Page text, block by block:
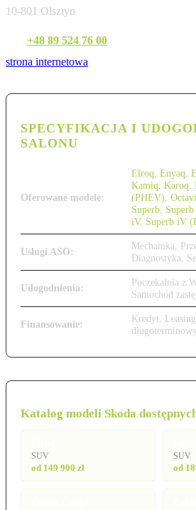
10-801 Olsztyn
+48 89 524 76 00
strona internetowa
SPECYFIKACJA I
SALONU
Oferowane modele:
Elroq Enyaq
Kamiq Karoq
(PHEV)
Superb
iV, Superb iV
Usługi ASO:
Mechanika,
Diagnostyka,
Udogodnienia:
Poczekalnia z
Samochód
Finansowanie:
Kredyt,
Katalog modeli Skoda
SUV
od 149 900 zł
SUV
od